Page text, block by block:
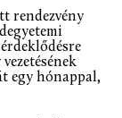
rendezvény
egy hónappal,